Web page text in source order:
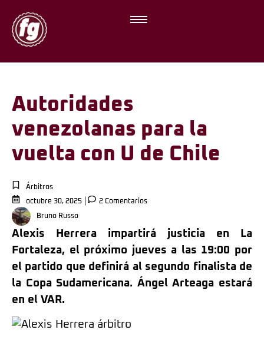
Autoridades
venezolanas para la
vuelta con U de Chile
Árbitros
octubre 30, 2025
2 Comentarios
Bruno Russo
Alexis Herrera impartirá justicia en La
Fortaleza, el próximo jueves a las 19:00 por
el partido que definirá al segundo finalista de
la Copa Sudamericana. Ángel Arteaga estará
en el VAR.